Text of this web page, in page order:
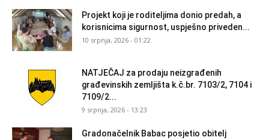
Projekt koji je roditeljima donio predah, a
korisnicima sigurnost, uspješno priveden...
10 srpnja, 2026 - 01:22
NATJEČAJ za prodaju neizgrađenih
građevinskih zemljišta k.č.br. 7103/2, 7104 i
7109/2...
9 srpnja, 2026 - 13:23
Gradonačelnik Babac posjetio obitelj